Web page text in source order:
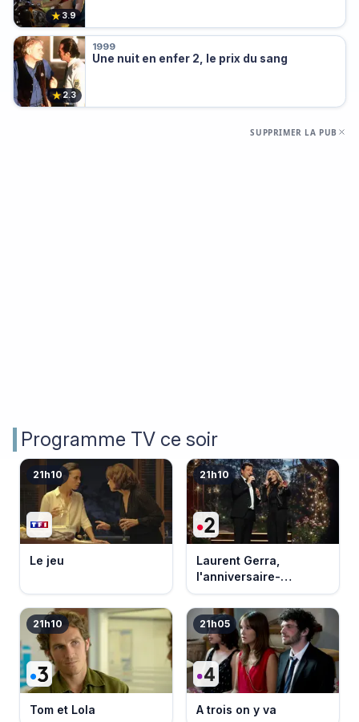
★3.9
★2.3
1999
Une nuit en enfer 2, le prix du sang
SUPPRIMER LA PUB
Programme TV ce soir
21h10
Le jeu
21h10
Laurent Gerra,
l'anniversaire-
événement
21h10
Tom et Lola
21h05
A trois on y va